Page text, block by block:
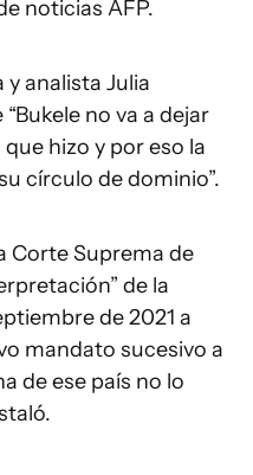
noticias AFP.
analista Julia
no va a dejar
hizo y por eso la
círculo de dominio”.
Corte Suprema de
de la
de 2021 a
mandato sucesivo a
de ese país no lo